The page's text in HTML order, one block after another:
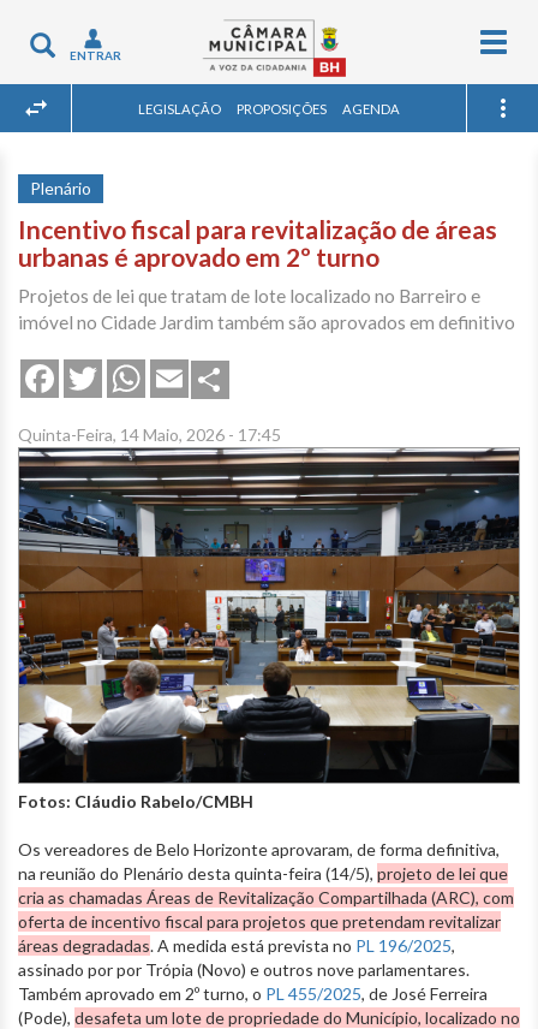
Toggle
navigation
ENTRAR
LEGISLAÇÃO PROPOSIÇÕES AGENDA
Plenário
Incentivo fiscal para revitalização de áreas
urbanas é aprovado em 2º turno
Projetos de lei que tratam de lote localizado no Barreiro e
imóvel no Cidade Jardim também são aprovados em definitivo
FacebookTwitterWhatsApp
Email
Quinta-Feira, 14 Maio, 2026 - 17:45
Fotos: Cláudio Rabelo/CMBH
Os vereadores de Belo Horizonte aprovaram, de forma definitiva,
na reunião do Plenário desta quinta-feira (14/5), projeto de lei que
cria as chamadas Áreas de Revitalização Compartilhada (ARC), com
oferta de incentivo fiscal para projetos que pretendam revitalizar
áreas degradadas. A medida está prevista no PL 196/2025,
assinado por por Trópia (Novo) e outros nove parlamentares.
Também aprovado em 2º turno, o PL 455/2025, de José Ferreira
(Pode), desafeta um lote de propriedade do Município, localizado no